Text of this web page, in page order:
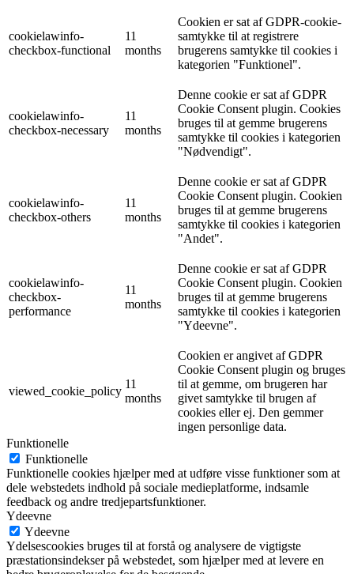
cookielawinfo-
checkbox-functional
11
months
Cookien er sat af GDPR-cookie-
samtykke til at registrere
brugerens samtykke til cookies i
kategorien "Funktionel".
cookielawinfo-
checkbox-necessary
11
months
Denne cookie er sat af GDPR
Cookie Consent plugin. Cookies
bruges til at gemme brugerens
samtykke til cookies i kategorien
"Nødvendigt".
cookielawinfo-
checkbox-others
11
months
Denne cookie er sat af GDPR
Cookie Consent plugin. Cookien
bruges til at gemme brugerens
samtykke til cookies i kategorien
"Andet".
cookielawinfo-
checkbox-
performance
11
months
Denne cookie er sat af GDPR
Cookie Consent plugin. Cookien
bruges til at gemme brugerens
samtykke til cookies i kategorien
"Ydeevne".
viewed_cookie_policy
11
months
Cookien er angivet af GDPR
Cookie Consent plugin og bruges
til at gemme, om brugeren har
givet samtykke til brugen af ​​
cookies eller ej. Den gemmer
ingen personlige data.
Funktionelle
Funktionelle
Funktionelle cookies hjælper med at udføre visse funktioner som at
dele webstedets indhold på sociale medieplatforme, indsamle
feedback og andre tredjepartsfunktioner.
Ydeevne
Ydeevne
Ydelsescookies bruges til at forstå og analysere de vigtigste
præstationsindekser på webstedet, som hjælper med at levere en